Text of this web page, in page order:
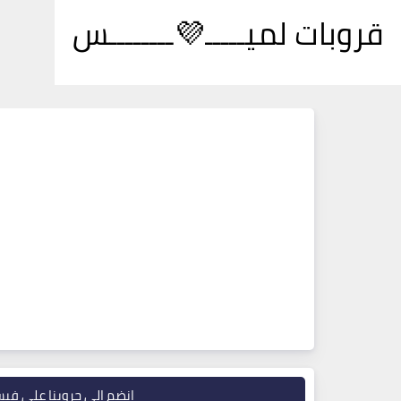
قروبات لميـــــ💜ــــــــس
انضم إلى جروبنا على